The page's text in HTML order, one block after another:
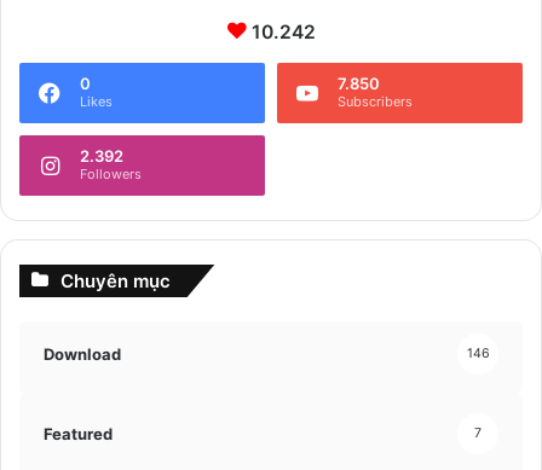
10.242
0
Likes
7.850
Subscribers
2.392
Followers
Chuyên mục
Download 146
Featured 7